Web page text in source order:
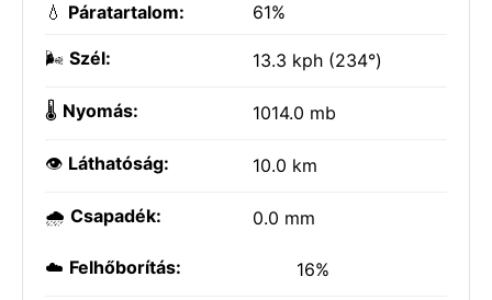
💧 Páratartalom: 61%
🌬️ Szél: 13.3 kph (234°)
🌡️ Nyomás: 1014.0 mb
👁️ Láthatóság: 10.0 km
🌧️ Csapadék: 0.0 mm
☁️ Felhőborítás: 16%